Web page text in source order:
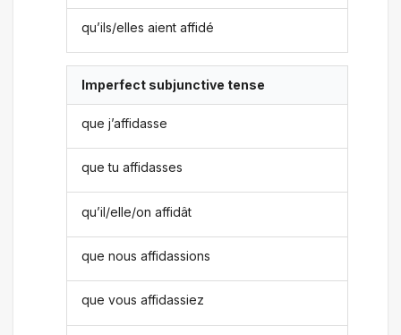
qu’ils/elles aient affidé
Imperfect subjunctive tense
que j’affidasse
que tu affidasses
qu’il/elle/on affidât
que nous affidassions
que vous affidassiez